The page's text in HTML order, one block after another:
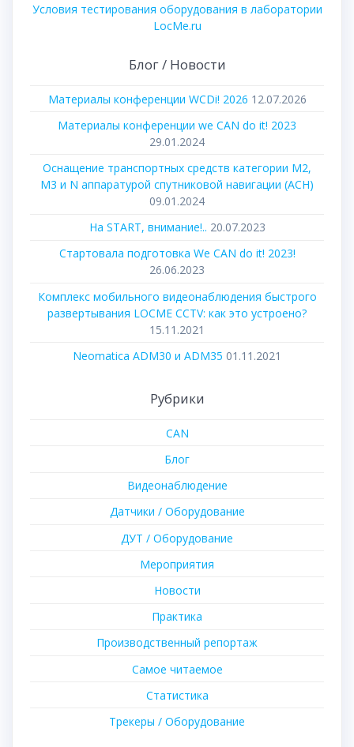
Условия тестирования оборудования в лаборатории
LocMe.ru
Блог / Новости
Материалы конференции WCDi! 2026 12.07.2026
Материалы конференции we CAN do it! 2023
29.01.2024
Оснащение транспортных средств категории М2,
М3 и N аппаратурой спутниковой навигации (АСН)
09.01.2024
На START, внимание!.. 20.07.2023
Стартовала подготовка We CAN do it! 2023!
26.06.2023
Комплекс мобильного видеонаблюдения быстрого
развертывания LOCME CCTV: как это устроено?
15.11.2021
Neomatica ADM30 и ADM35 01.11.2021
Рубрики
CAN
Блог
Видеонаблюдение
Датчики / Оборудование
ДУТ / Оборудование
Мероприятия
Новости
Практика
Производственный репортаж
Самое читаемое
Статистика
Трекеры / Оборудование